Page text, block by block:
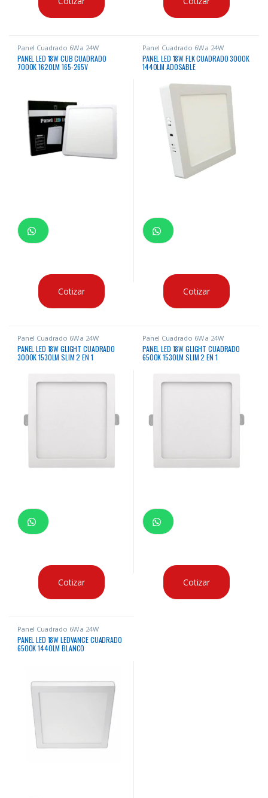
Panel Cuadrado 6W a 24W
PANEL LED 18W CUB CUADRADO
7000K 1620LM 165-265V
Cotizar
Panel Cuadrado 6W a 24W
PANEL LED 18W FLK CUADRADO 3000K
1440LM ADOSABLE
Cotizar
Panel Cuadrado 6W a 24W
PANEL LED 18W GLIGHT CUADRADO
3000K 1530LM SLIM 2 EN 1
Cotizar
Panel Cuadrado 6W a 24W
PANEL LED 18W GLIGHT CUADRADO
6500K 1530LM SLIM 2 EN 1
Cotizar
Panel Cuadrado 6W a 24W
PANEL LED 18W LEDVANCE CUADRADO
6500K 1440LM BLANCO